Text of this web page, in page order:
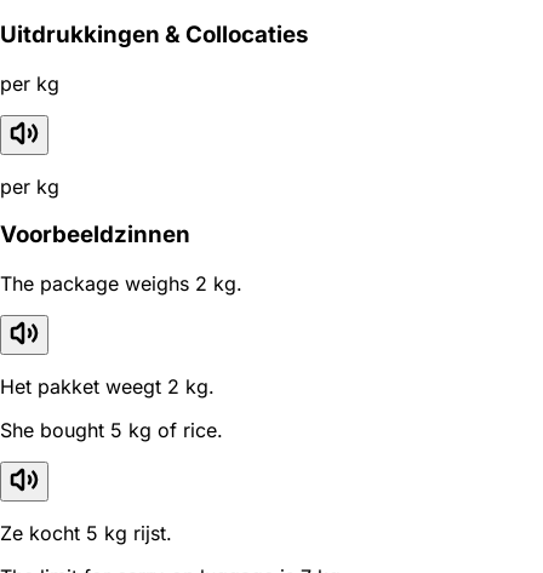
Uitdrukkingen & Collocaties
per kg
per kg
Voorbeeldzinnen
The package weighs 2 kg.
Het pakket weegt 2 kg.
She bought 5 kg of rice.
Ze kocht 5 kg rijst.